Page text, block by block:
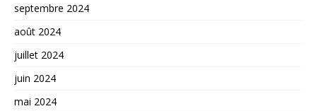
septembre 2024
août 2024
juillet 2024
juin 2024
mai 2024